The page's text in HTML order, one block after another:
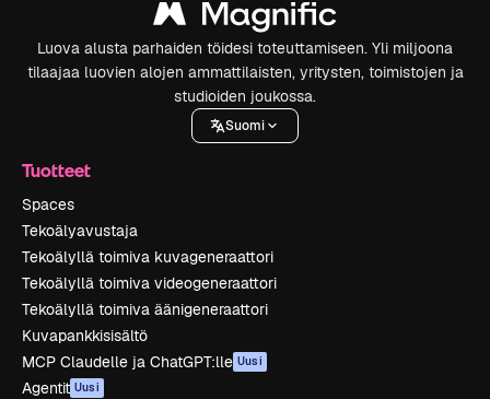
Luova alusta parhaiden töidesi toteuttamiseen. Yli miljoona
tilaajaa luovien alojen ammattilaisten, yritysten, toimistojen ja
studioiden joukossa.
Suomi
Tuotteet
Spaces
Tekoälyavustaja
Tekoälyllä toimiva kuvageneraattori
Tekoälyllä toimiva videogeneraattori
Tekoälyllä toimiva äänigeneraattori
Kuvapankkisisältö
MCP Claudelle ja ChatGPT:lle Uusi
Agentit Uusi